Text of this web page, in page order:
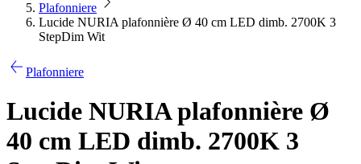
Plafonniere
Lucide NURIA plafonnière Ø 40 cm LED dimb. 2700K 3
StepDim Wit
Plafonniere
Lucide NURIA plafonnière Ø
40 cm LED dimb. 2700K 3